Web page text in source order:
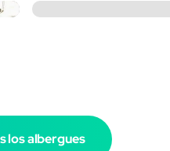
los albergues